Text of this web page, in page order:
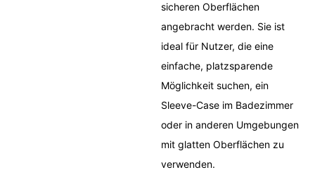
sicheren Oberflächen
angebracht werden. Sie ist
ideal für Nutzer, die eine
einfache, platzsparende
Möglichkeit suchen, ein
Sleeve-Case im Badezimmer
oder in anderen Umgebungen
mit glatten Oberflächen zu
verwenden.